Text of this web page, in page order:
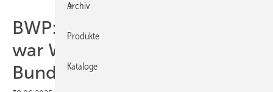
BWP: Stromsteuersenkung
war Wahlversprechen der
Bundesregierung
Archiv
Produkte
Kataloge